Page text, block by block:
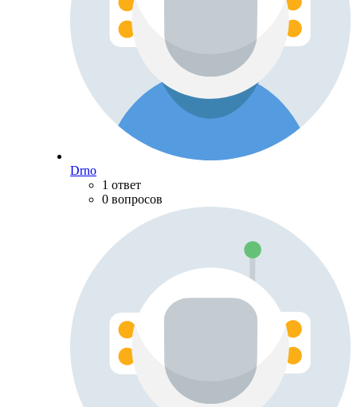
Drno
1 ответ
0 вопросов